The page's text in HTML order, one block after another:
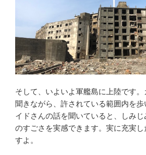
そして、いよいよ軍艦島に上陸です
聞きながら、許されている範囲内を
イドさんの話を聞いていると、しみ
のすごさを実感できます。実に充実し
すよ。